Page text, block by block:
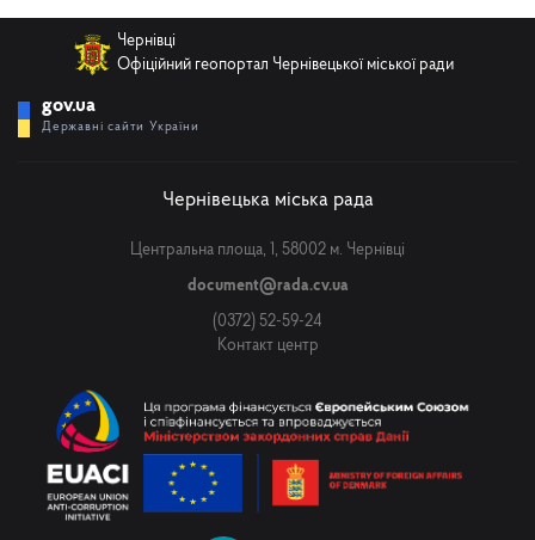
Чернівці
Офіційний геопортал Чернівецької міської ради
gov.ua
Державні сайти України
Чернівецька міська рада
Центральна площа, 1, 58002 м. Чернівці
document@rada.cv.ua
(0372) 52-59-24
Контакт центр